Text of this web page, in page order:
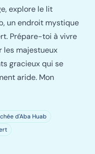
explore le lit
un endroit mystique
Prépare-toi à vivre
les majestueux
gracieux qui se
aride. Mon
d'Aba Huab